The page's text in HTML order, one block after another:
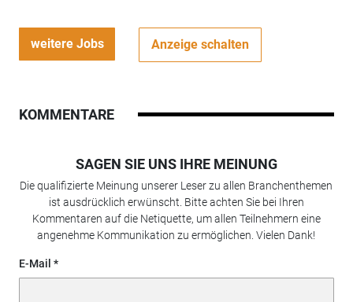
weitere Jobs Anzeige schalten
KOMMENTARE
SAGEN SIE UNS IHRE MEINUNG
Die qualifizierte Meinung unserer Leser zu allen Branchenthemen
ist ausdrücklich erwünscht. Bitte achten Sie bei Ihren
Kommentaren auf die Netiquette, um allen Teilnehmern eine
angenehme Kommunikation zu ermöglichen. Vielen Dank!
E-Mail